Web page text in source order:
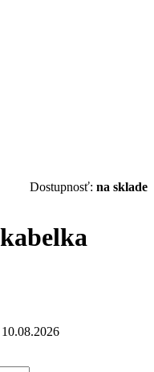
Dostupnosť: na sklade
10.08.2026